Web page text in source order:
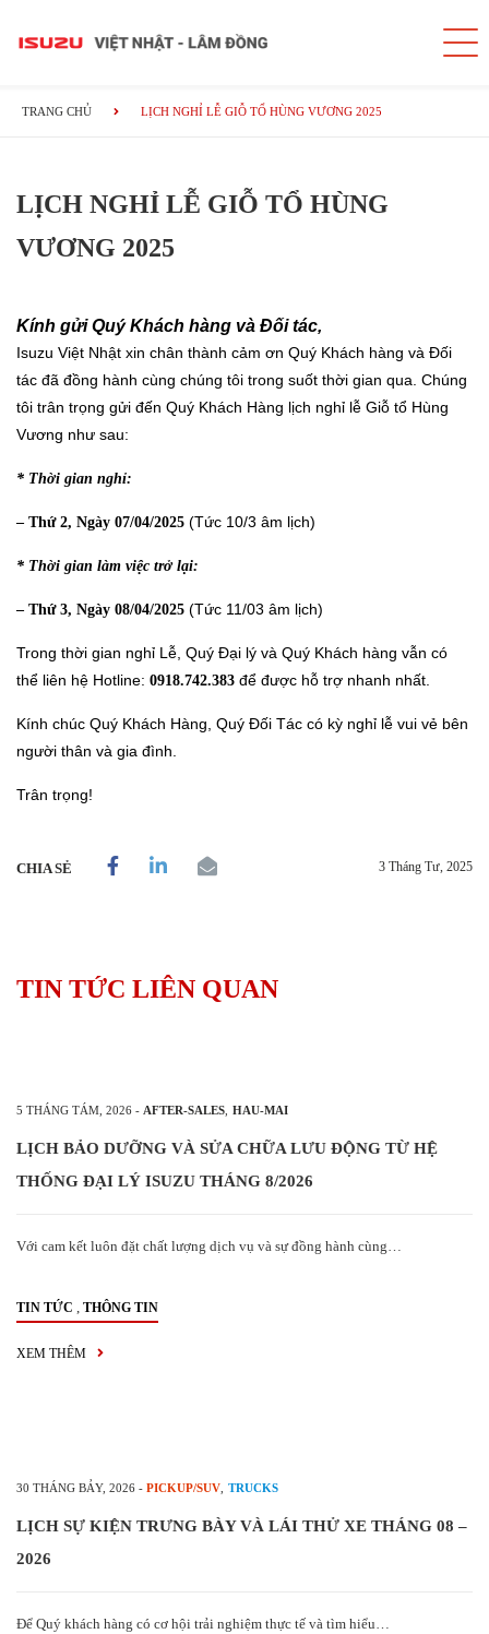
TRANG CHỦ LỊCH NGHỈ LỄ GIỖ TỔ HÙNG VƯƠNG 2025
LỊCH NGHỈ LỄ GIỖ TỔ HÙNG
VƯƠNG 2025
Kính gửi Quý Khách hàng và Đối tác,
Isuzu Việt Nhật xin chân thành cảm ơn Quý Khách hàng và Đối
tác đã đồng hành cùng chúng tôi trong suốt thời gian qua. Chúng
tôi trân trọng gửi đến Quý Khách Hàng lịch nghỉ lễ Giỗ tổ Hùng
Vương như sau:
* Thời gian nghỉ:
– Thứ 2, Ngày 07/04/2025 (Tức 10/3 âm lịch)
* Thời gian làm việc trở lại:
– Thứ 3, Ngày 08/04/2025 (Tức 11/03 âm lịch)
Trong thời gian nghỉ Lễ, Quý Đại lý và Quý Khách hàng vẫn có
thể liên hệ Hotline: 0918.742.383 để được hỗ trợ nhanh nhất.
Kính chúc Quý Khách Hàng, Quý Đối Tác có kỳ nghỉ lễ vui vẻ bên
người thân và gia đình.
Trân trọng!
CHIA SẺ 3 Tháng Tư, 2025
TIN TỨC LIÊN QUAN
5 THÁNG TÁM, 2026 - AFTER-SALES HAU-MAI
LỊCH BẢO DƯỠNG VÀ SỬA CHỮA LƯU ĐỘNG TỪ HỆ
THỐNG ĐẠI LÝ ISUZU THÁNG 8/2026
Với cam kết luôn đặt chất lượng dịch vụ và sự đồng hành cùng…
TIN TỨC , THÔNG TIN
XEM THÊM
30 THÁNG BẢY, 2026 - PICKUP/SUV TRUCKS
LỊCH SỰ KIỆN TRƯNG BÀY VÀ LÁI THỬ XE THÁNG 08 –
2026
Để Quý khách hàng có cơ hội trải nghiệm thực tế và tìm hiểu…